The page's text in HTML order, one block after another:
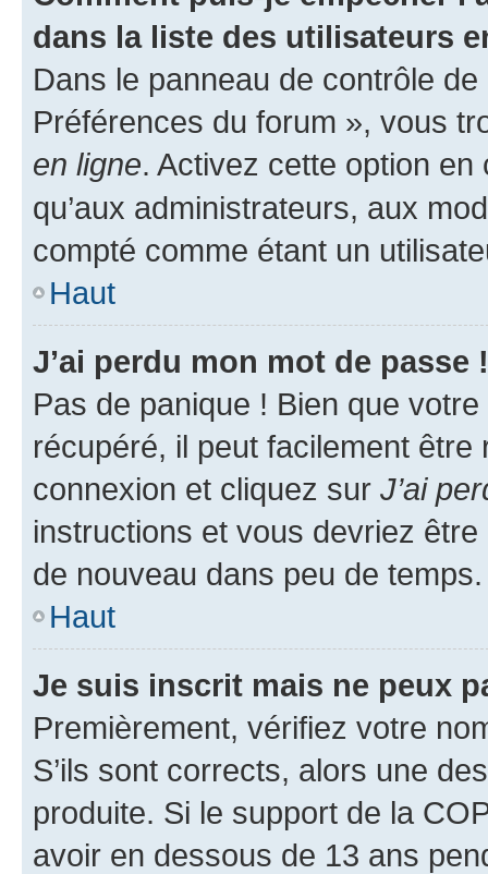
dans la liste des utilisateurs
Dans le panneau de contrôle
Préférences du forum », vous
en ligne. Activez cette option
qu’aux administrateurs, aux
compté comme étant un
Haut
J’ai perdu mon mot de passe !
Pas de panique ! Bien que
récupéré, il peut facilement
connexion et cliquez sur J’ai
instructions et vous devriez
de nouveau dans peu de temps.
Haut
Je suis inscrit mais ne peux
Premièrement, vérifiez votre
S’ils sont corrects, alors une
produite. Si le support de la
avoir en dessous de 13 ans